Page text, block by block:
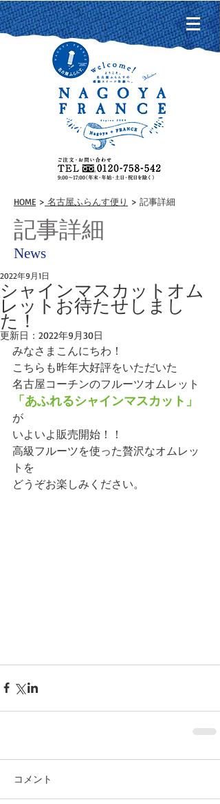
HOME > 名古屋ふらんす便り > 記事詳細
記事詳細
News
シャインマスカットオム
レットお待たせしまし
た！
2022年9月1日
更新日： 2022年9月30日
みなさまこんにちわ！
こちらも昨年大好評をいただいた
名古屋コーチンのフルーツオムレット
「あふれるシャインマスカット」
が
いよいよ販売開始！！
高級フルーツを使った贅沢なオムレッ
トを
どうぞお楽しみください。
コメント